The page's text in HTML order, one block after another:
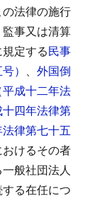
法律の施行
事又は清算
規定する民事
） 、 外国倒
成十二年法
四年法律第
律第七十五
けるその者
般社団法人
る在任につ